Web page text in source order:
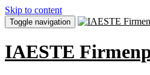
Skip to content
Toggle navigation
IAESTE